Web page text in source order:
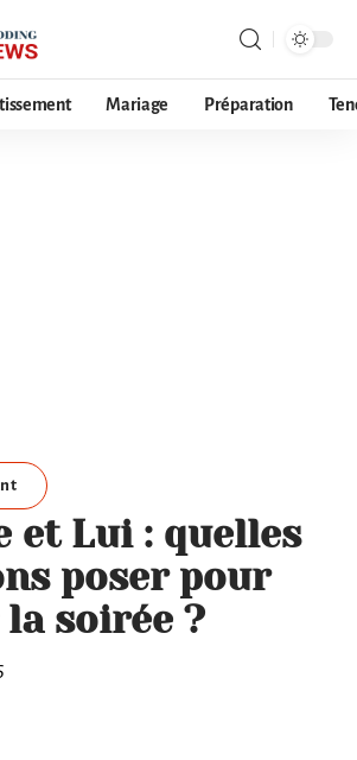
Mariage Préparation
et Lui : quelles
poser pour
soirée ?